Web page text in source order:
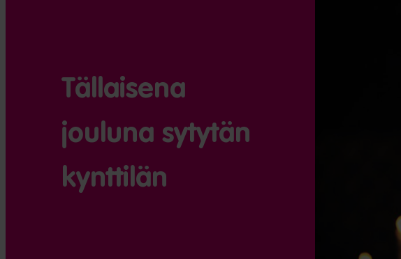
Tällaisena
jouluna sytytän
kynttilän